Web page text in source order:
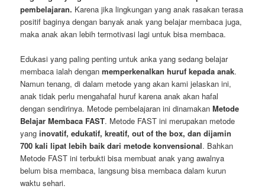
pembelajaran. Karena jika lingkungan yang anak rasakan terasa
positif baginya dengan banyak anak yang belajar membaca juga,
maka anak akan lebih termotivasi lagi untuk bisa membaca.
Edukasi yang paling penting untuk anka yang sedang belajar
membaca ialah denganmemperkenalkan huruf kepada anak.
Namun tenang, di dalam metode yang akan kami jelaskan ini,
anak tidak perlu mengahafal huruf karena anak akan hafal
dengan sendirinya. Metode pembelajaran ini dinamakanMetode
Belajar Membaca FAST. Metode FAST ini merupakan metode
yang inovatif, edukatif, kreatif, out of the box, dan dijamin
700 kali lipat lebih baik dari metode konvensional. Bahkan
Metode FAST ini terbukti bisa membuat anak yang awalnya
belum bisa membaca, langsung bisa membaca dalam kurun
waktu sehari.